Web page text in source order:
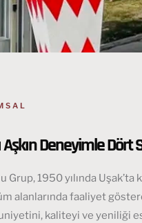
Aşkın Deneyimle
Grup, 1950 yılında
alanlarında faaliyet
kaliteyi ve yeniliği